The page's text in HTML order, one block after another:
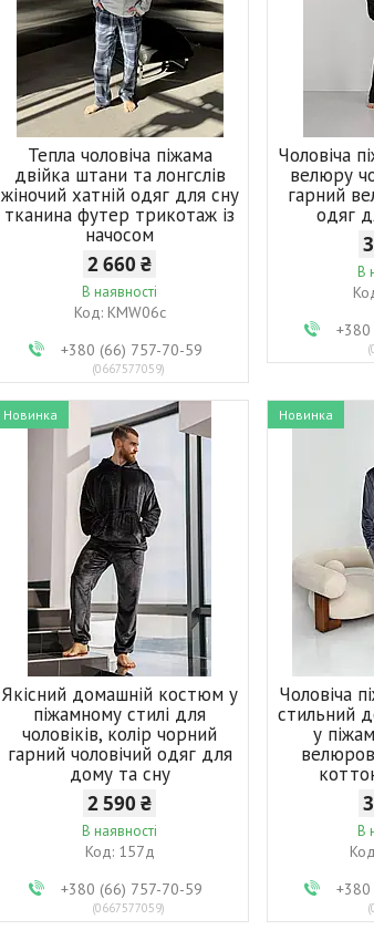
Тепла чоловіча піжама
двійка штани та лонгслів
жіночий хатній одяг для сну
тканина футер трикотаж із
начосом
2 660 ₴
В наявності
KMW06с
+380 (66) 757-70-59
0667577059
Чоловіча
велюру
гарний
одяг
В
Новинка
Якісний домашній костюм у
піжамному стилі для
чоловіків, колір чорний
гарний чоловічий одяг для
дому та сну
2 590 ₴
В наявності
157д
+380 (66) 757-70-59
0667577059
Новинка
Чоловіча
стильний
у
В